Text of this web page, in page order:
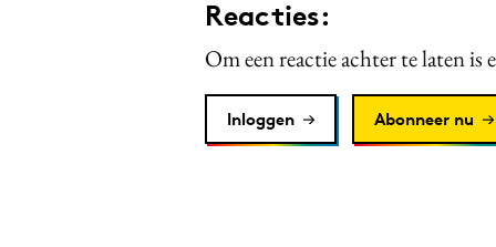
Reacties:
Om een reactie achter te laten is
Inloggen Abonneer nu